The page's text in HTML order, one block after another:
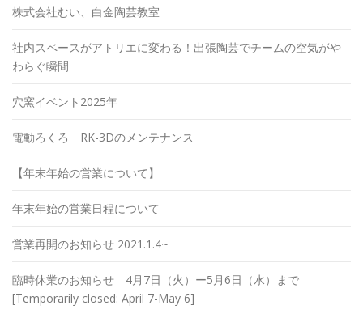
株式会社むい、白金陶芸教室
社内スペースがアトリエに変わる！出張陶芸でチームの空気がや
わらぐ瞬間
穴窯イベント2025年
電動ろくろ RK-3Dのメンテナンス
【年末年始の営業について】
年末年始の営業日程について
営業再開のお知らせ 2021.1.4~
臨時休業のお知らせ 4月7日（火）ー5月6日（水）まで
[Temporarily closed: April 7-May 6]